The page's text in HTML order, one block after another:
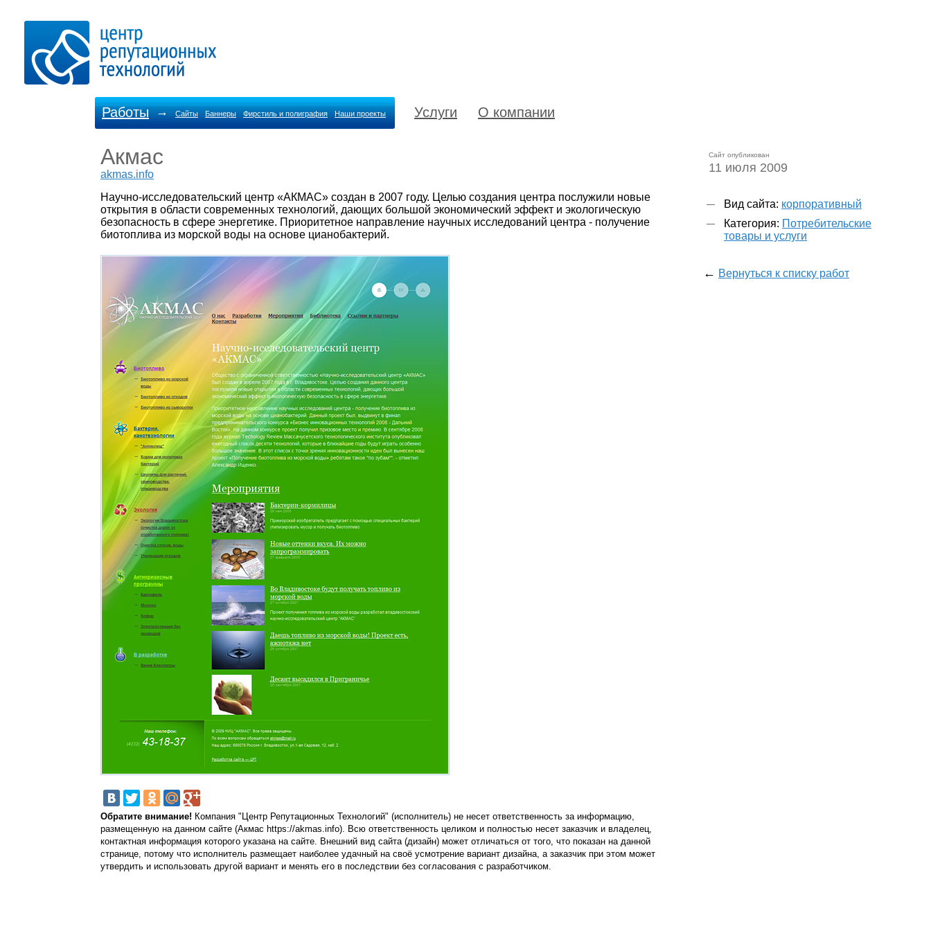
Работы → Сайты Баннеры Фирстиль и полиграфия Наши проекты Услуги О компании
Акмас
akmas.info
Сайт опубликован
11 июля 2009
Вид сайта: корпоративный
Категория: Потребительские
товары и услуги
← Вернуться к списку работ
Научно-исследовательский центр «АКМАС» создан в 2007 году. Целью создания центра послужили новые
открытия в области современных технологий, дающих большой экономический эффект и экологическую
безопасность в сфере энергетике. Приоритетное направление научных исследований центра - получение
биотоплива из морской воды на основе цианобактерий.
Обратите внимание! Компания "Центр Репутационных Технологий" (исполнитель) не несет ответственность за информацию,
размещенную на данном сайте (Акмас https://akmas.info). Всю ответственность целиком и полностью несет заказчик и владелец,
контактная информация которого указана на сайте. Внешний вид сайта (дизайн) может отличаться от того, что показан на данной
странице, потому что исполнитель размещает наиболее удачный на своё усмотрение вариант дизайна, а заказчик при этом может
утвердить и использовать другой вариант и менять его в последствии без согласования с разработчиком.